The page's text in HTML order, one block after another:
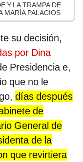
Y LA TRAMPA DE
MARÍA PALACIOS
su decisión,
por Dina
Presidencia e,
que no le
días después
de
General de
de la
que revirtiera